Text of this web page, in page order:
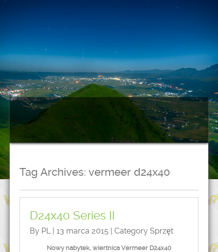
Tag Archives: vermeer d24x40
D24x40 Series II
By PL | 13 marca 2015 | Category Sprzęt
Nowy nabytek, wiertnica Vermeer D24x40